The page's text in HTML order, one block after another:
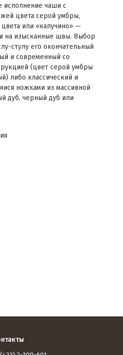
исполнение чаши с
цвета серой умбры,
или «капучино» —
на изысканные швы. Выбор
стулу его окончательный
и современный со
(цвет серой умбры
либо классический и
ножками из массивной
дуб, черный дуб или